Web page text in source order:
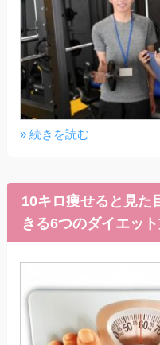
» 続きを読む
10キロ痩せると見た
きる6つのダイエッ